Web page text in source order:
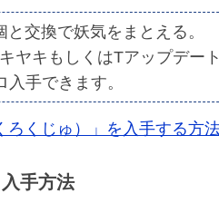
と交換で妖気をまとえる。
ヤキもしくはTアップデー
入手できます。
ろくじゅ）」を入手する方
手方法